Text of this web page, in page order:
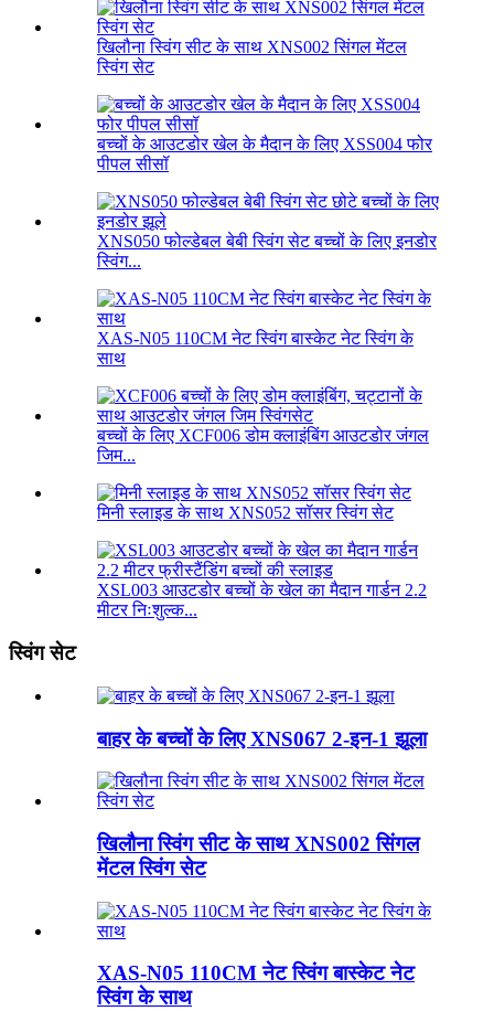
खिलौना स्विंग सीट के साथ XNS002 सिंगल मेंटल
स्विंग सेट
बच्चों के आउटडोर खेल के मैदान के लिए XSS004 फोर
पीपल सीसॉ
XNS050 फोल्डेबल बेबी स्विंग सेट बच्चों के लिए इनडोर
स्विंग...
XAS-N05 110CM नेट स्विंग बास्केट नेट स्विंग के
साथ
बच्चों के लिए XCF006 डोम क्लाइंबिंग आउटडोर जंगल
जिम...
मिनी स्लाइड के साथ XNS052 सॉसर स्विंग सेट
XSL003 आउटडोर बच्चों के खेल का मैदान गार्डन 2.2
मीटर निःशुल्क...
स्विंग सेट
बाहर के बच्चों के लिए XNS067 2-इन-1 झूला
खिलौना स्विंग सीट के साथ XNS002 सिंगल
मेंटल स्विंग सेट
XAS-N05 110CM नेट स्विंग बास्केट नेट
स्विंग के साथ